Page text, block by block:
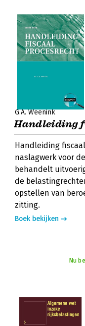
G.A. Weenink
Handleiding
Handleiding
naslagwerk voor
behandelt
de
opstellen van
zitting.
Boek bekijken
Nu